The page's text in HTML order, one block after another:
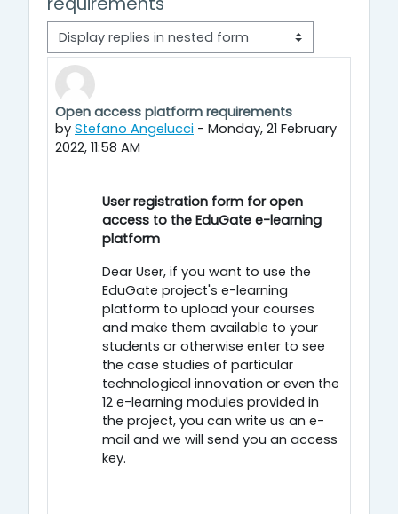
Display mode
Open access platform requirements
by Stefano Angelucci - Monday, 21 February
2022, 11:58 AM
Number of replies: 0
User registration form for open
access to the EduGate e-learning
platform
Dear User, if you want to use the
EduGate project's e-learning
platform to upload your courses
and make them available to your
students or otherwise enter to see
the case studies of particular
technological innovation or even the
12 e-learning modules provided in
the project, you can write us an e-
mail and we will send you an access
key.